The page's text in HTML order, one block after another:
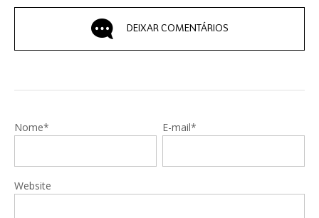
DEIXAR COMENTÁRIOS
Nome* E-mail*
Website